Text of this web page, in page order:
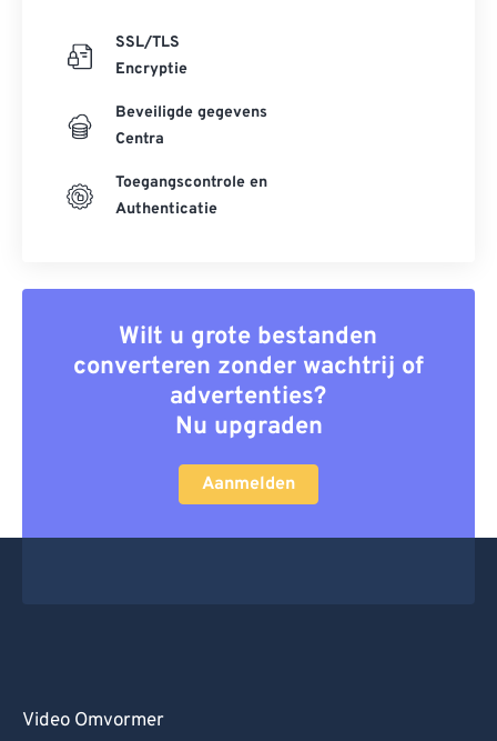
SSL/TLS
Encryptie
Beveiligde gegevens
Centra
Toegangscontrole en
Authenticatie
Wilt u grote bestanden
converteren zonder wachtrij of
advertenties?
Nu upgraden
Aanmelden
Video Omvormer